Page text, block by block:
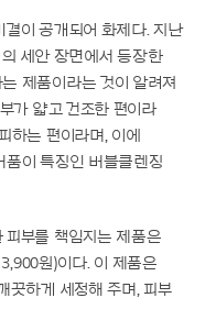
이 공개되어 화제다. 지난
세안 장면에서 등장한
제품이라는 것이 알려져
가 얇고 건조한 편이라
하는 편이라며, 이에
품이 특징인 버블클렌징
피부를 책임지는 제품은
원)이다. 이 제품은
끗하게 세정해 주며, 피부